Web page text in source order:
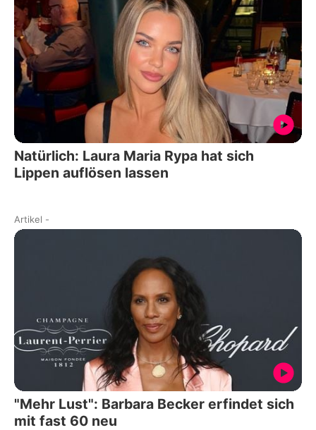
Natürlich: Laura Maria Rypa hat sich
Lippen auflösen lassen
Artikel -
"Mehr Lust": Barbara Becker erfindet sich
mit fast 60 neu